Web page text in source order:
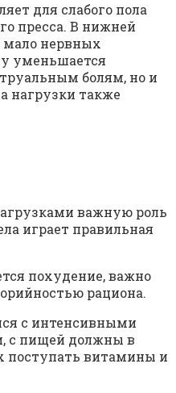
для слабого пола
пресса. В нижней
нервных
уменьшается
болям, но и
нагрузки также
важную роль
играет правильная
похудение, важно
рациона.
с интенсивными
с пищей должны в
поступать витамины и